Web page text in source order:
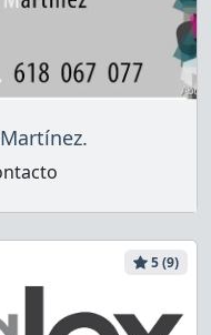
5 (9)